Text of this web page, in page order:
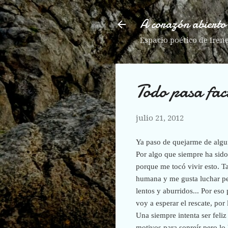
A corazón abierto
Espacio poético de
Todo pasa
julio 21, 2012
Ya paso de quejarme de
Por algo que siempre ha
porque me tocó vivir esto.
humana y me gusta luchar
lentos y aburridos... Por eso
voy a esperar el rescate,
Una siempre intenta ser